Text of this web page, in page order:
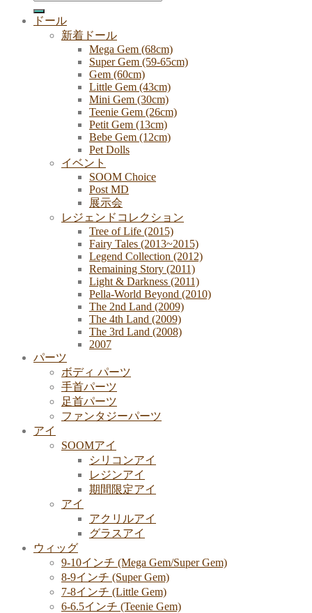
for:
ドール
新着ドール
Mega Gem (68cm)
Super Gem (59-65cm)
Gem (60cm)
Little Gem (43cm)
Mini Gem (30cm)
Teenie Gem (26cm)
Petit Gem (13cm)
Bebe Gem (12cm)
Pet Dolls
イベント
SOOM Choice
Post MD
展示会
レジェンドコレクション
Tree of Life (2015)
Fairy Tales (2013~2015)
Legend Collection (2012)
Remaining Story (2011)
Light & Darkness (2011)
Pella-World Beyond (2010)
The 2nd Land (2009)
The 4th Land (2009)
The 3rd Land (2008)
2007
パーツ
ボディ パーツ
手首パーツ
足首パーツ
ファンタジーパーツ
アイ
SOOMアイ
シリコンアイ
レジンアイ
期間限定アイ
アイ
アクリルアイ
グラスアイ
ウィッグ
9-10インチ (Mega Gem/Super Gem)
8-9インチ (Super Gem)
7-8インチ (Little Gem)
6-6.5インチ (Teenie Gem)